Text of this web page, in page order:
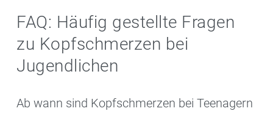
FAQ: Häufig gestellte Fragen
zu Kopfschmerzen bei
Jugendlichen
Ab wann sind Kopfschmerzen bei Teenagern